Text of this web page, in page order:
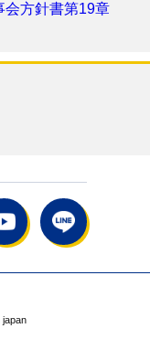
会方針書第19章